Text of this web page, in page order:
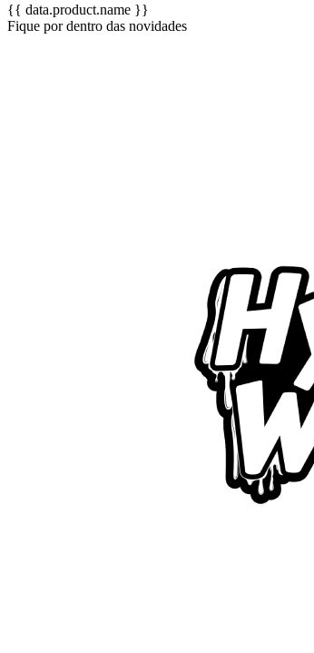
{{ data.product.name }}
Fique por dentro das novidades